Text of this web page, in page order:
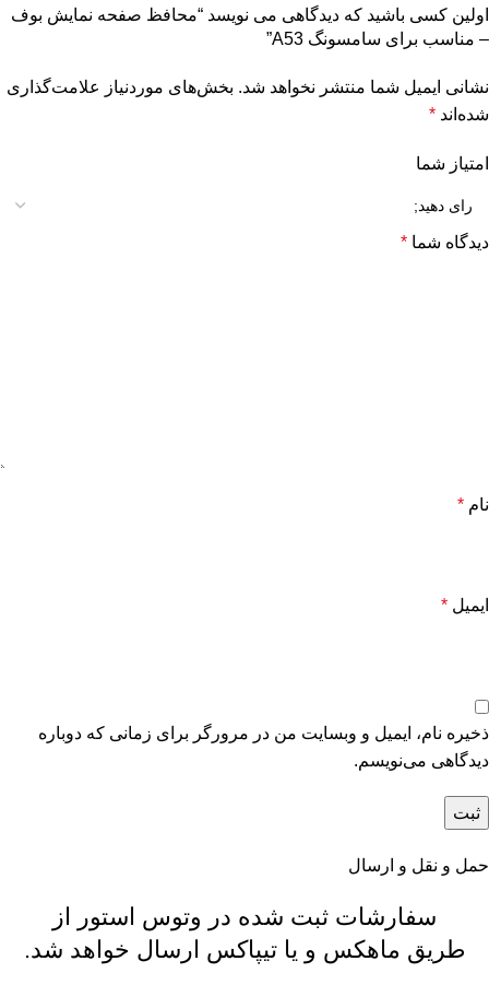
اولین کسی باشید که دیدگاهی می نویسد “محافظ صفحه نمایش بوف
– مناسب برای سامسونگ A53”
نشانی ایمیل شما منتشر نخواهد شد. بخش‌های موردنیاز علامت‌گذاری
شده‌اند *
امتیاز شما
دیدگاه شما *
نام *
ایمیل *
ذخیره نام، ایمیل و وبسایت من در مرورگر برای زمانی که دوباره
دیدگاهی می‌نویسم.
حمل و نقل و ارسال
سفارشات ثبت شده در وتوس استور از
طریق ماهکس و یا تیپاکس ارسال خواهد شد.